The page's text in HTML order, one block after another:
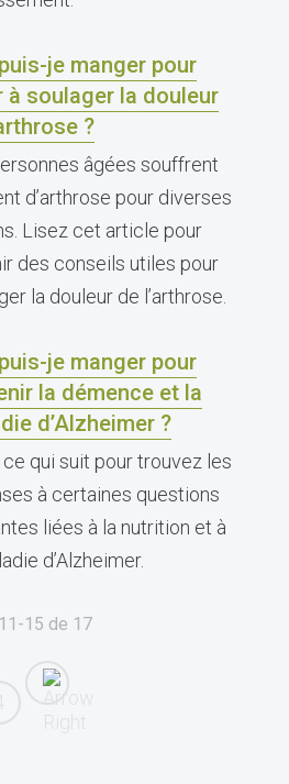
je manger pour
à soulager la douleur
?
âgées souffrent
d’arthrose pour diverses
Lisez cet article pour
des conseils utiles pour
la douleur de l’arthrose.
je manger pour
la démence et la
d’Alzheimer ?
qui suit pour trouvez les
à certaines questions
liées à la nutrition et à
d’Alzheimer.
11-15 de 17